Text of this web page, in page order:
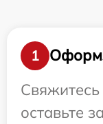
1
оставьте